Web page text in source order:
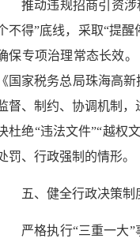
推动违规招商引资
不得”底线，采取“提醒
保专项治理常态长效
《国家税务总局珠海高
督、制约、协调机制
杜绝“违法文件”“越权
罚、行政强制的情形。
五、健全行政决策
严格执行“三重一大